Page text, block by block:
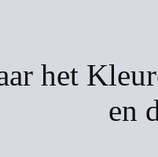
het
en